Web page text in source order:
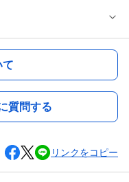
て
質問する
リンクをコピー